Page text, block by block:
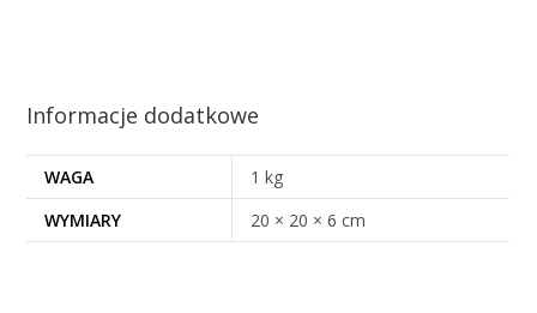
Informacje dodatkowe
WAGA
1 kg
WYMIARY
20 × 20 × 6 cm